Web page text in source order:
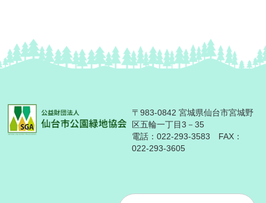
〒983-0842 宮城県仙台市宮城野
区五輪一丁目3－35
電話： 022-293-3583 FAX：
022-293-3605